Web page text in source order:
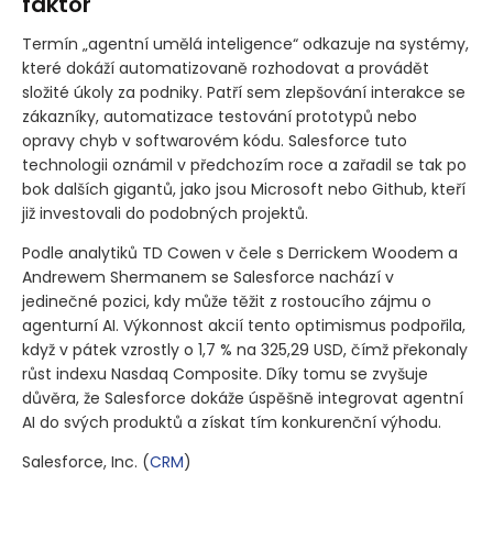
Termín „agentní umělá inteligence“ odkazuje na systémy,
které dokáží automatizovaně rozhodovat a provádět
složité úkoly za podniky. Patří sem zlepšování interakce se
zákazníky, automatizace testování prototypů nebo
opravy chyb v softwarovém kódu. Salesforce tuto
technologii oznámil v předchozím roce a zařadil se tak po
bok dalších gigantů, jako jsou Microsoft nebo Github, kteří
již investovali do podobných projektů.
Podle analytiků TD Cowen v čele s Derrickem Woodem a
Andrewem Shermanem se Salesforce nachází v
jedinečné pozici, kdy může těžit z rostoucího zájmu o
agenturní AI. Výkonnost akcií tento optimismus podpořila,
když v pátek vzrostly o 1,7 % na 325,29 USD, čímž překonaly
růst indexu Nasdaq Composite. Díky tomu se zvyšuje
důvěra, že Salesforce dokáže úspěšně integrovat agentní
AI do svých produktů a získat tím konkurenční výhodu.
Salesforce, Inc. (CRM)